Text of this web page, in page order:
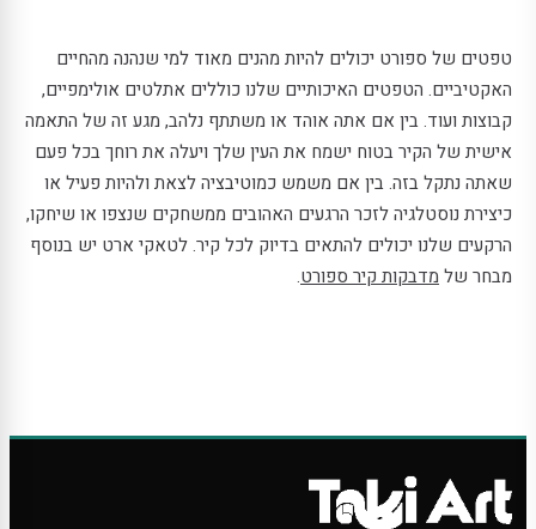
טפטים של ספורט יכולים להיות מהנים מאוד למי שנהנה מהחיים
האקטיביים. הטפטים האיכותיים שלנו כוללים אתלטים אולימפיים,
קבוצות ועוד. בין אם אתה אוהד או משתתף נלהב, מגע זה של התאמה
אישית של הקיר בטוח ישמח את העין שלך ויעלה את רוחך בכל פעם
שאתה נתקל בזה. בין אם משמש כמוטיבציה לצאת ולהיות פעיל או
כיצירת נוסטלגיה לזכר הרגעים האהובים ממשחקים שנצפו או שיחקו,
הרקעים שלנו יכולים להתאים בדיוק לכל קיר. לטאקי ארט יש בנוסף
מבחר של מדבקות קיר ספורט.